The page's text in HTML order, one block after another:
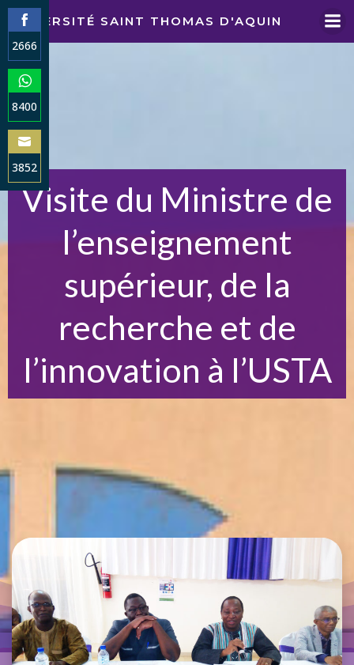
au
contenu
UNIVERSITÉ SAINT THOMAS D'AQUIN
Visite du Ministre de
l’enseignement
supérieur, de la
recherche et de
l’innovation à l’USTA
2666
Share
on
Facebook
8400
Share
on
WhatsApp
3852
Share
on